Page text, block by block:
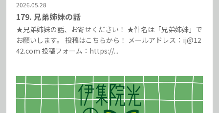
2026.05.28
179. 兄弟姉妹の話
★兄弟姉妹の話、お寄せください！ ★件名は「兄弟姉妹」で
お願いします。 投稿はこちらから！ メールアドレス：ij@12
42.com 投稿フォーム：https://...